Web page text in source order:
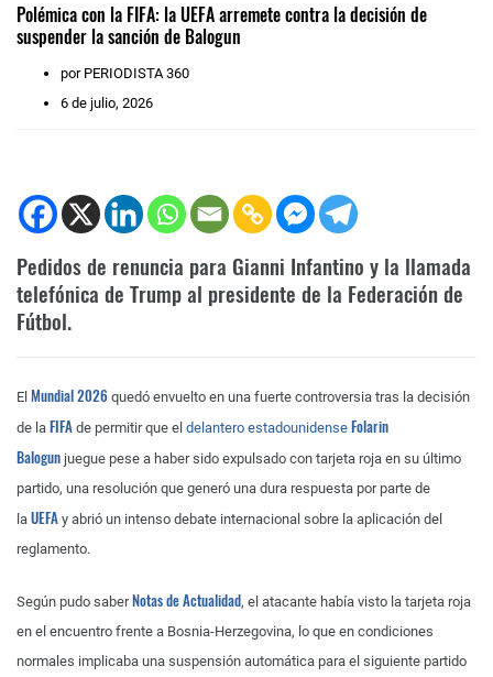
Polémica con la FIFA: la UEFA arremete contra la decisión de
suspender la sanción de Balogun
por PERIODISTA 360
6 de julio, 2026
Pedidos de renuncia para Gianni Infantino y la llamada
telefónica de Trump al presidente de la Federación de
Fútbol.
El Mundial 2026 quedó envuelto en una fuerte controversia tras la decisión
de la FIFA de permitir que el delantero estadounidense Folarin
Balogun juegue pese a haber sido expulsado con tarjeta roja en su último
partido, una resolución que generó una dura respuesta por parte de
la UEFA y abrió un intenso debate internacional sobre la aplicación del
reglamento.
Según pudo saberNotas de Actualidad, el atacante había visto la tarjeta roja
en el encuentro frente a Bosnia-Herzegovina, lo que en condiciones
normales implicaba una suspensión automática para el siguiente partido